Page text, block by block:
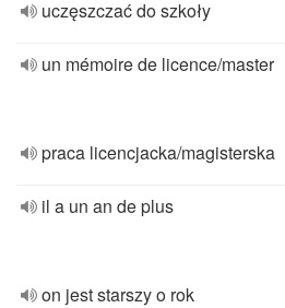
uczęszczać do szkoły
un mémoire de licence/master
praca licencjacka/magisterska
il a un an de plus
on jest starszy o rok